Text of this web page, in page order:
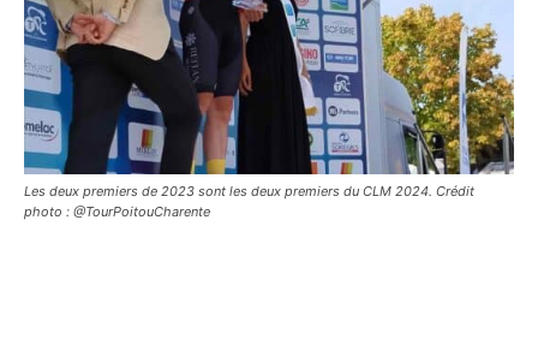
Les deux premiers de 2023 sont les deux premiers du CLM 2024. Crédit
photo : @TourPoitouCharente